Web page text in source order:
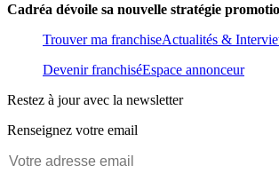
Cadréa dévoile sa nouvelle stratégie
Trouver ma franchiseActualités &
Devenir franchiséEspace annonceur
Restez à jour avec la newsletter
Renseignez votre email